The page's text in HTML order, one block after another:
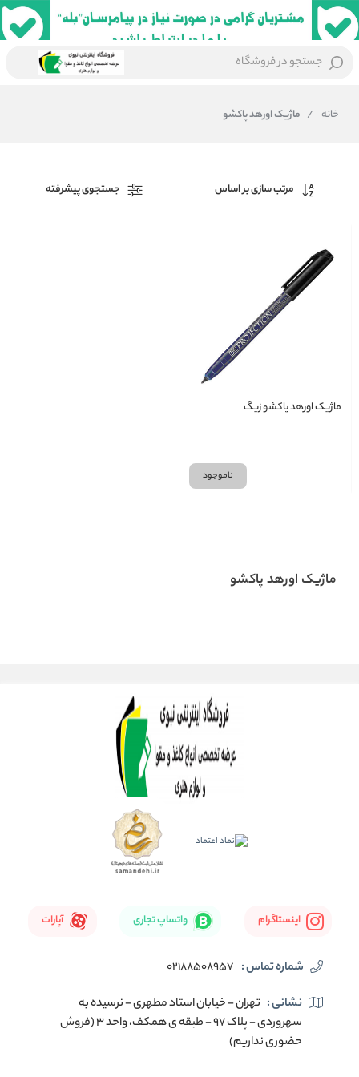
جستجو در فروشگاه
خانه / ماژیک اورهد پاکشو
مرتب سازی بر اساس جستجوی پیشرفته
ماژیک اورهد پاکشو زیگ
ناموجود
ماژیک اورهد پاکشو
اینستاگرام واتساپ تجاری آپارات
شماره تماس : 02188508957
نشانی : تهران - خیابان استاد مطهری - نرسیده به
سهروردی - پلاک 97 - طبقه ی همکف، واحد 3 (فروش
حضوری نداریم)